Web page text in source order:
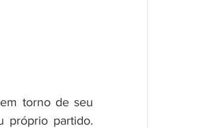
torno de seu
próprio partido.